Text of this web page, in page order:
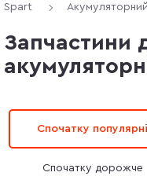
Spart
Запчастини
Спочатку популярні
Спочатку дорожче